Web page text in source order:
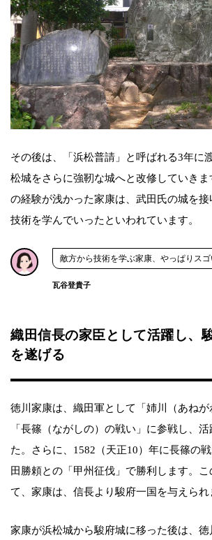
その後は、「浜松普請」と呼ばれる3年に
松城をさらに強靭な城へと改修していきま
の経験が浅かった家康は、武田氏の城を
技術を学んでいったといわれています。
敵方から技術を学ぶ家康、やっぱりスゴ
瓦谷登貴子
織田信長の家臣として活躍し、
を遂げる
徳川家康は、織田軍として「姉川（あねが
「長篠（ながしの）の戦い」に参戦し、
た。さらに、1582（天正10）年に長篠の
田勝頼との「甲州征伐」で勝利します。こ
て、家康は、信長より駿府一国を与えられ
家康が浜松城から駿府城に移った後は、徳